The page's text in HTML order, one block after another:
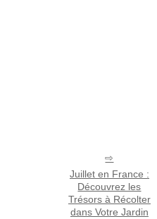
Juillet en France :
Découvrez les
Trésors à Récolter
dans Votre Jardin